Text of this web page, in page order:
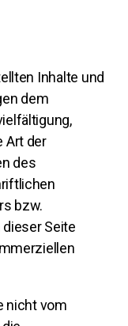
Inhalte und
dem
Art der
des
bzw.
Seite
nicht vom